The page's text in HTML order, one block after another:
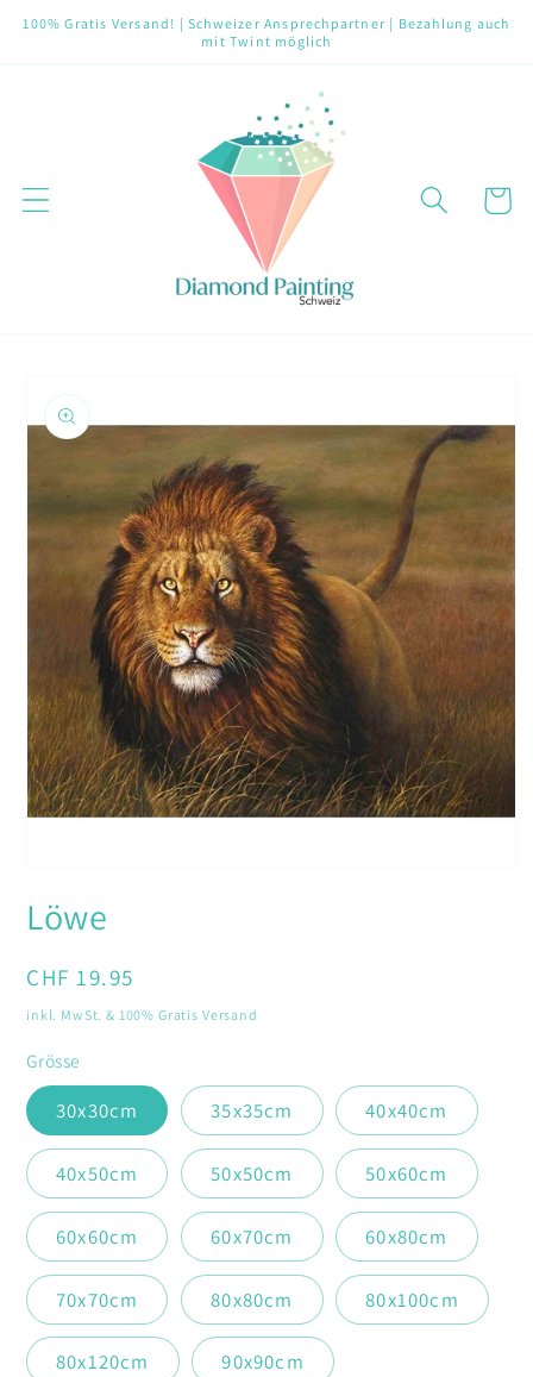
zum
100% Gratis Versand! | Schweizer Ansprechpartner | Bezahlung auch
mit Twint möglich
in
Modal
Löwe
Normaler
Preis
CHF 19.95
inkl. MwSt. & 100% Gratis Versand
Grösse
30x30cm 35x35cm 40x40cm
40x50cm 50x50cm 50x60cm
60x60cm 60x70cm 60x80cm
70x70cm 80x80cm 80x100cm
80x120cm 90x90cm